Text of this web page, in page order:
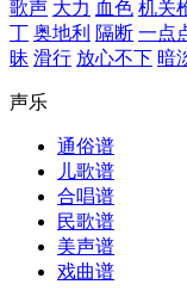
歌声 大力 血色 机关
丁 奥地利 隔断 一点
昧 滑行 放心不下 暗
声乐
通俗谱
儿歌谱
合唱谱
民歌谱
美声谱
戏曲谱